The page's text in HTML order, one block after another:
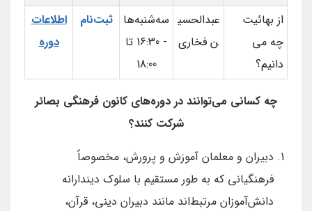
از بهائیت
چه می
دانیم؟
عبدالحسی
ن فخاری
سه‌شنبه‌ها
- 16:30 تا
18:00
ثبت‌نام
اطلاعات
دوره
چه کسانی می‌توانند در دوره‌های کانون فرهنگی بصائر
شرکت کنند؟
دبیران و معلمان آموزش و پرورش، مخصوصاً
فرهنگیانی که به طور مستقیم با سلوک دیندارانه
دانش‌آموزان مرتبط‌اند مانند دبیران دینی، قرآن،